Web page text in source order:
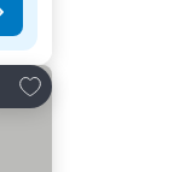
Agregar a favoritos